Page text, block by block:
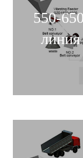
550-
линия